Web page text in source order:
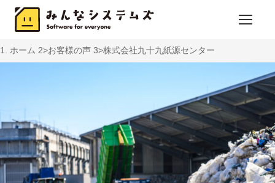
ホーム お客様の声 株式会社九十九紙源センター